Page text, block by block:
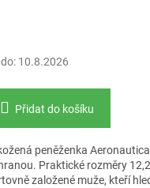
10.8.2026
Přidat do košíku
peněženka
Praktické rozměry
založené muže, kteří